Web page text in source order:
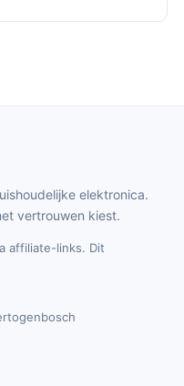
elektronica.
vertrouwen kiest.
affiliate-links. Dit